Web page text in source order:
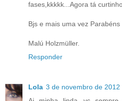
fases,kkkkk...Agora tá
Bjs e mais uma vez Parabéns
Malú Holzmüller.
Responder
Lola 3 de novembro de 2012